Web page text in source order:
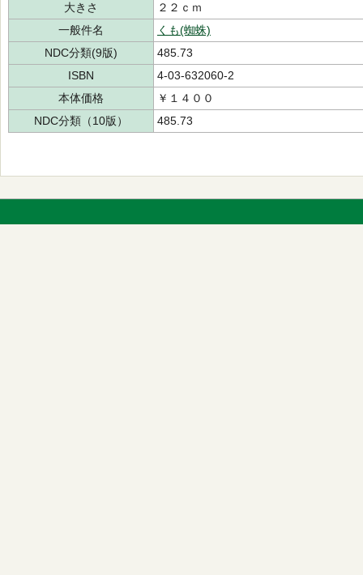
大きさ
２２ｃｍ
一般件名
くも(蜘蛛)
NDC分類(9版)
485.73
ISBN
4-03-632060-2
本体価格
￥１４００
NDC分類（10版）
485.73